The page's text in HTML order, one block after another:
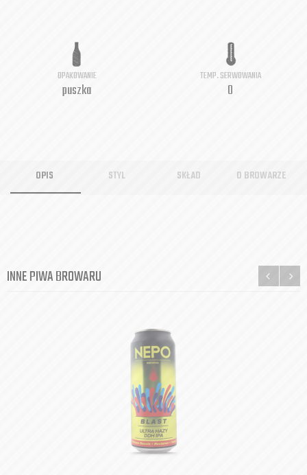
OPAKOWANIE
puszka
TEMP. SERWOWANIA
0
OPIS STYL SKŁAD O BROWARZE
INNE PIWA BROWARU